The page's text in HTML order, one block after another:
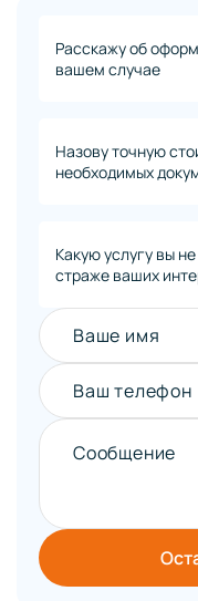
Расскажу об
вашем случае
Назову точную
необходимых
Какую услугу вы
страже ваших
Ваше имя
Ваш телефон
Сообщение